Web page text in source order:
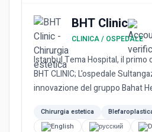
BHT Clinic
CLINICA / OSPEDALE
Istanbul Tema Hospital, il primo
BHT CLINIC; L'ospedale
innovazione del gruppo Bahat
Chirurgia estetica
English
русский